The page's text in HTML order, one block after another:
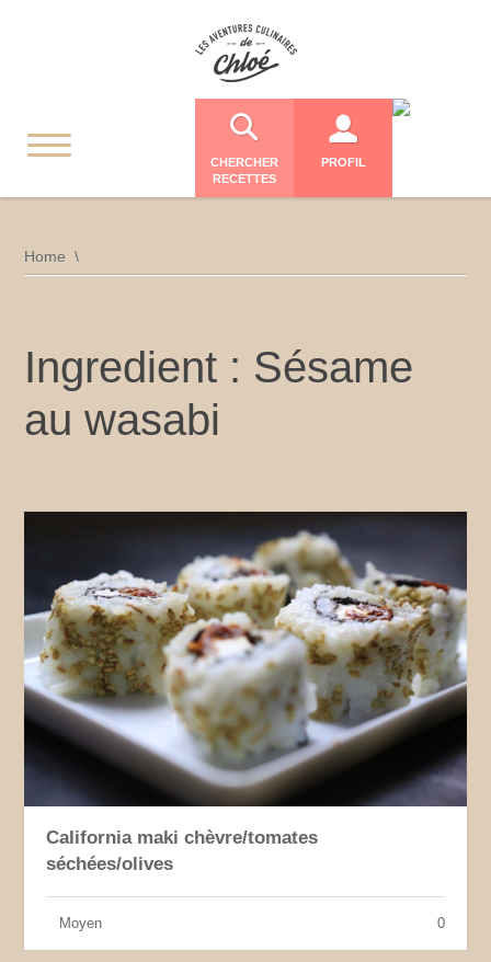
CHERCHER
RECETTES
PROFIL
Home
Ingredient : Sésame
au wasabi
California maki chèvre/tomates
séchées/olives
Moyen 0